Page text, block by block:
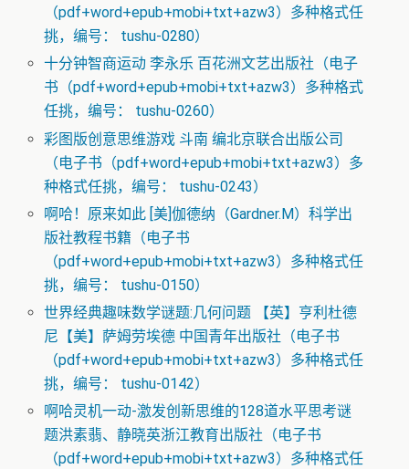
（pdf+word+epub+mobi+txt+azw3）多种格式任
挑，编号： tushu-0280）
十分钟智商运动 李永乐 百花洲文艺出版社（电子
书（pdf+word+epub+mobi+txt+azw3）多种格式
任挑，编号： tushu-0260）
彩图版创意思维游戏 斗南 编北京联合出版公司
（电子书（pdf+word+epub+mobi+txt+azw3）多
种格式任挑，编号： tushu-0243）
啊哈！原来如此 [美]伽德纳（Gardner.M）科学出
版社教程书籍（电子书
（pdf+word+epub+mobi+txt+azw3）多种格式任
挑，编号： tushu-0150）
世界经典趣味数学谜题:几何问题 【英】亨利杜德
尼【美】萨姆劳埃德 中国青年出版社（电子书
（pdf+word+epub+mobi+txt+azw3）多种格式任
挑，编号： tushu-0142）
啊哈灵机一动-激发创新思维的128道水平思考谜
题洪素翡、静晓英浙江教育出版社（电子书
（pdf+word+epub+mobi+txt+azw3）多种格式任